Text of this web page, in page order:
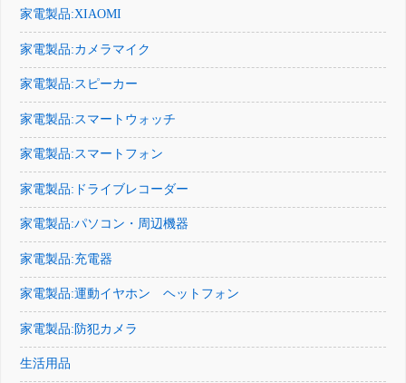
家電製品:XIAOMI
家電製品:カメラマイク
家電製品:スピーカー
家電製品:スマートウォッチ
家電製品:スマートフォン
家電製品:ドライブレコーダー
家電製品:パソコン・周辺機器
家電製品:充電器
家電製品:運動イヤホン ヘットフォン
家電製品:防犯カメラ
生活用品